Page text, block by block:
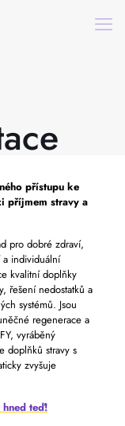
přístupu ke
příjmem stravy a
pro dobré zdraví,
individuální
kvalitní doplňky
řešení nedostatků a
systémů. Jsou
regenerace a
vyráběný
doplňků stravy s
zvyšuje
teď!